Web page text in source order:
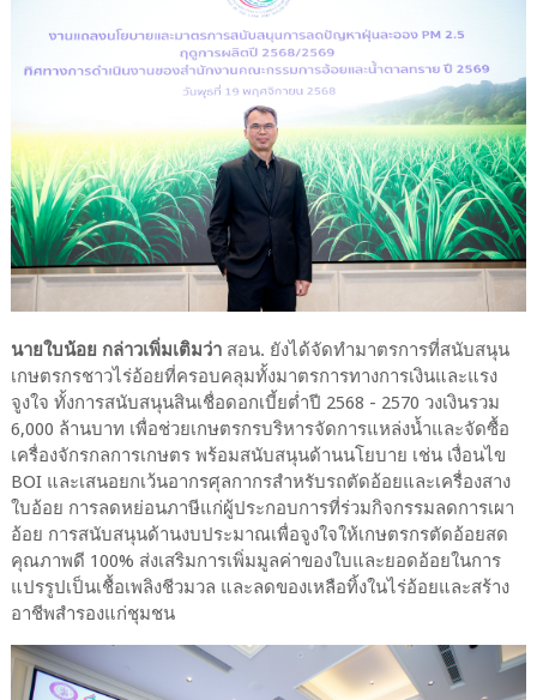
นายใบน้อย กล่าวเพิ่มเติมว่าสอน. ยังได้จัดทำมาตรการที่สนับสนุน
เกษตรกรชาวไร่อ้อยที่ครอบคลุมทั้งมาตรการทางการเงินและแรง
จูงใจ ทั้งการสนับสนุนสินเชื่อดอกเบี้ยต่ำปี 2568 - 2570 วงเงินรวม
6,000 ล้านบาท เพื่อช่วยเกษตรกรบริหารจัดการแหล่งน้ำและจัดซื้อ
เครื่องจักรกลการเกษตร พร้อมสนับสนุนด้านนโยบาย เช่น เงื่อนไข
BOI และเสนอยกเว้นอากรศุลกากรสำหรับรถตัดอ้อยและเครื่องสาง
ใบอ้อย การลดหย่อนภาษีแก่ผู้ประกอบการที่ร่วมกิจกรรมลดการเผา
อ้อย การสนับสนุนด้านงบประมาณเพื่อจูงใจให้เกษตรกรตัดอ้อยสด
คุณภาพดี 100% ส่งเสริมการเพิ่มมูลค่าของใบและยอดอ้อยในการ
แปรรูปเป็นเชื้อเพลิงชีวมวล และลดของเหลือทิ้งในไร่อ้อยและสร้าง
อาชีพสำรองแก่ชุมชน